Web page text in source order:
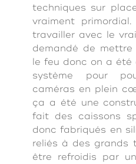
techniques sur
vraiment
travailler avec le
demandé de
le feu donc on a été
système pour
caméras en plein
ça a été une
fait des caissons
donc fabriqués en
reliés à des grands
être refroidis par